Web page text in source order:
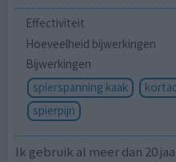
Effectiviteit
Hoeveelheid bijwerkingen
Bijwerkingen
spierspanning kaak
spierpijn
Ik gebruik al meer dan 20